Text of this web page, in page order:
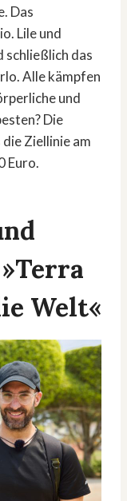
Das
Lile und
schließlich das
Alle kämpfen
und
Die
Ziellinie am
Euro.
Welt«